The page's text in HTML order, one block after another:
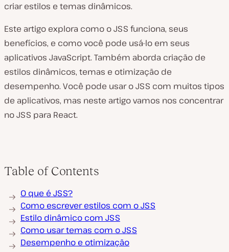
criar estilos e temas dinâmicos.
Este artigo explora como o JSS funciona, seus
benefícios, e como você pode usá-lo em seus
aplicativos JavaScript. Também aborda criação de
estilos dinâmicos, temas e otimização de
desempenho. Você pode usar o JSS com muitos tipos
de aplicativos, mas neste artigo vamos nos concentrar
no JSS para React.
Table of Contents
O que é JSS?
Como escrever estilos com o JSS
Estilo dinâmico com JSS
Como usar temas com o JSS
Desempenho e otimização